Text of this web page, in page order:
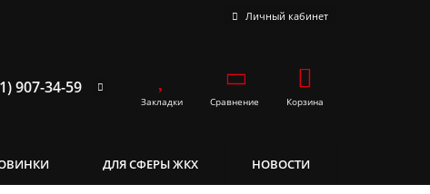
Личный кабинет
907-34-59
Закладки Сравнение Корзина
ДЛЯ СФЕРЫ ЖКХ НОВОСТИ